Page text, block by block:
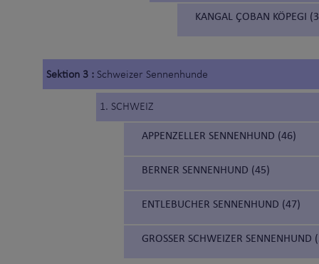
KANGAL ÇOBAN KÖPEGI
Sektion 3 : Schweizer Sennenhunde
1. SCHWEIZ
APPENZELLER SENNENHUND (46)
BERNER SENNENHUND (45)
ENTLEBUCHER SENNENHUND (47)
GROSSER SCHWEIZER SENNENHUND